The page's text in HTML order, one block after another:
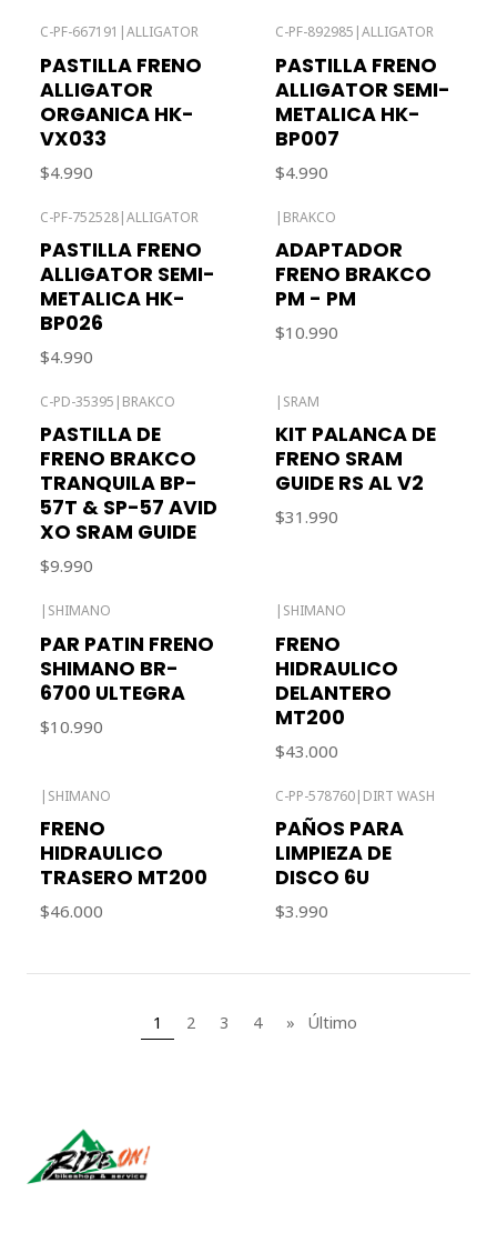
C-PF-667191 |ALLIGATOR
PASTILLA FRENO
ALLIGATOR
ORGANICA HK-
VX033
$4.990
C-PF-892985 |ALLIGATOR
PASTILLA FRENO
ALLIGATOR SEMI-
METALICA HK-
BP007
$4.990
C-PF-752528|ALLIGATOR
PASTILLA FRENO
ALLIGATOR SEMI-
METALICA HK-
BP026
$4.990
| BRAKCO
ADAPTADOR
FRENO BRAKCO
PM - PM
$10.990
C-PD-35395 | BRAKCO
PASTILLA DE
FRENO BRAKCO
TRANQUILA BP-
57T & SP-57 AVID
XO SRAM GUIDE
$9.990
| SRAM
KIT PALANCA DE
FRENO SRAM
GUIDE RS AL V2
$31.990
SHIMANO
PAR PATIN FRENO
SHIMANO BR-
6700 ULTEGRA
$10.990
SHIMANO
FRENO
HIDRAULICO
DELANTERO
MT200
$43.000
| SHIMANO
FRENO
HIDRAULICO
TRASERO MT200
$46.000
C-PP-578760| DIRT WASH
PAÑOS PARA
LIMPIEZA DE
DISCO 6U
$3.990
1 2 3 4 » Último